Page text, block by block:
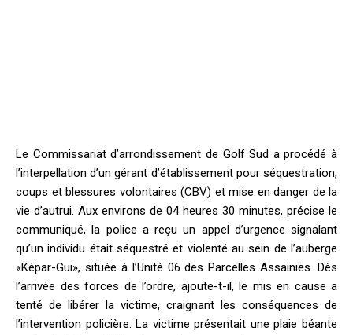
Le Commissariat d’arrondissement de Golf Sud a procédé à
l’interpellation d’un gérant d’établissement pour séquestration,
coups et blessures volontaires (CBV) et mise en danger de la
vie d’autrui. Aux environs de 04 heures 30 minutes, précise le
communiqué, la police a reçu un appel d’urgence signalant
qu’un individu était séquestré et violenté au sein de l’auberge
«Képar-Gui», située à l’Unité 06 des Parcelles Assainies. Dès
l’arrivée des forces de l’ordre, ajoute-t-il, le mis en cause a
tenté de libérer la victime, craignant les conséquences de
l’intervention policière. La victime présentait une plaie béante